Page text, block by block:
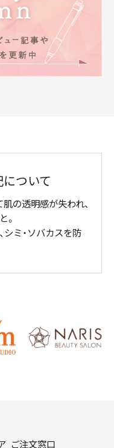
ついて
の透明感が失われ、
。
シミ・ソバカスを防
ご注文窓口